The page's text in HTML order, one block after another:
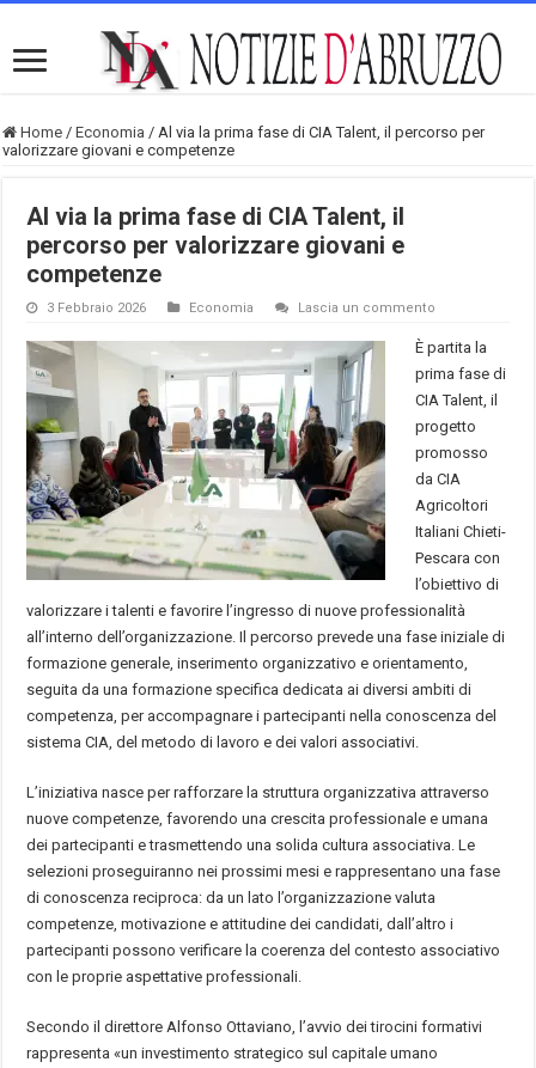
Home / Economia / Al via la prima fase di CIA Talent, il percorso per
valorizzare giovani e competenze
Al via la prima fase di CIA Talent, il
percorso per valorizzare giovani e
competenze
3 Febbraio 2026 Economia Lascia un commento
È partita la
prima fase di
CIA Talent, il
progetto
promosso
da CIA
Agricoltori
Italiani Chieti-
Pescara con
l’obiettivo di
valorizzare i talenti e favorire l’ingresso di nuove professionalità
all’interno dell’organizzazione. Il percorso prevede una fase iniziale di
formazione generale, inserimento organizzativo e orientamento,
seguita da una formazione specifica dedicata ai diversi ambiti di
competenza, per accompagnare i partecipanti nella conoscenza del
sistema CIA, del metodo di lavoro e dei valori associativi.
L’iniziativa nasce per rafforzare la struttura organizzativa attraverso
nuove competenze, favorendo una crescita professionale e umana
dei partecipanti e trasmettendo una solida cultura associativa. Le
selezioni proseguiranno nei prossimi mesi e rappresentano una fase
di conoscenza reciproca: da un lato l’organizzazione valuta
competenze, motivazione e attitudine dei candidati, dall’altro i
partecipanti possono verificare la coerenza del contesto associativo
con le proprie aspettative professionali.
Secondo il direttore Alfonso Ottaviano, l’avvio dei tirocini formativi
rappresenta «un investimento strategico sul capitale umano